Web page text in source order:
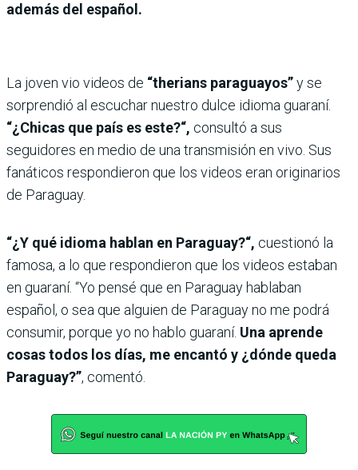
además del español.
La joven vio videos de “therians paraguayos”y se
sorprendió al escuchar nuestro dulce idioma guaraní.
“¿Chicas que país es este?“, consultó a sus
seguidores en medio de una transmisión en vivo. Sus
fanáticos respondieron que los videos eran originarios
de Paraguay.
“¿Y qué idioma hablan en Paraguay?“, cuestionó la
famosa, a lo que respondieron que los videos estaban
en guaraní. “Yo pensé que en Paraguay hablaban
español, o sea que alguien de Paraguay no me podrá
consumir, porque yo no hablo guaraní. Una aprende
cosas todos los días, me encantó y ¿dónde queda
Paraguay?”, comentó.